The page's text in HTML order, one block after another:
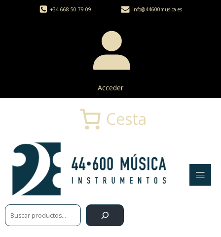
+34 668 50 79 09 info@44600musica.es
Acceder
Buscar
Cesta